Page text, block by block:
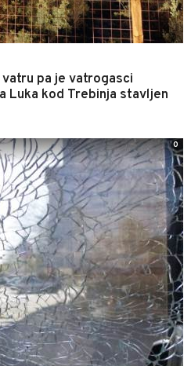
pa je vatrogasci
Luka kod Trebinja stavljen
0